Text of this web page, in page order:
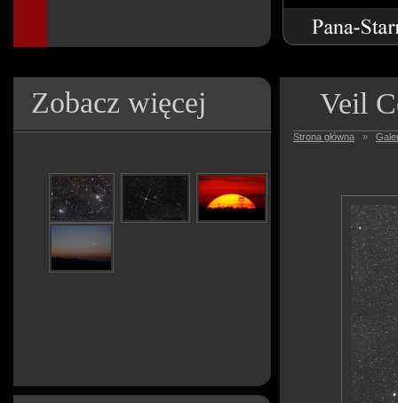
Zobacz więcej Veil
Strona główna »